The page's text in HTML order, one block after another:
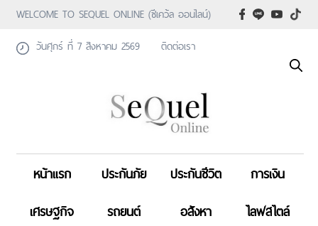
WELCOME TO SEQUEL ONLINE (ซีเคว้ล ออนไลน์)
วันศุกร์ ที่ 7 สิงหาคม 2569
ติดต่อเรา
หน้าแรก ประกันภัย ประกันชีวิต
การเงิน
เศรษฐกิจ
รถยนต์ อสังหา
ไลฟสไตล์